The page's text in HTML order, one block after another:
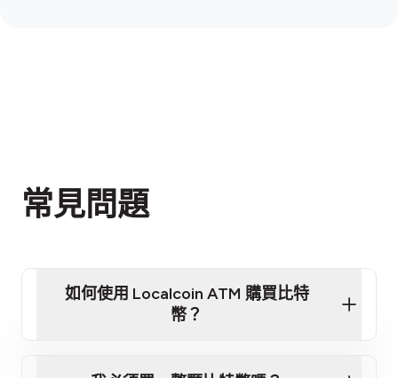
常見問題
如何使用 Localcoin ATM 購買比特
幣？